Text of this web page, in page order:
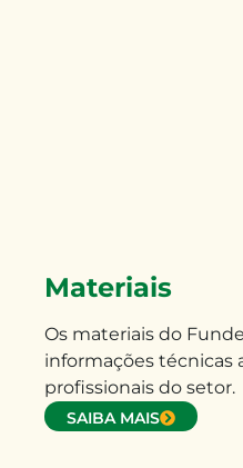
Materiais
Os materiais do
informações técnicas
profissionais do setor.
SAIBA MAIS